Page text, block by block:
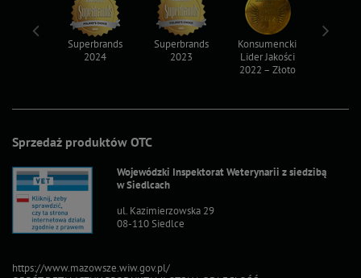
Sprzedaż produktów OTC
Wojewódzki Inspektorat Weterynarii z siedzibą
w Siedlcach
ul. Kazimierzowska 29
08-110 Siedlce
https://www.mazowsze.wiw.gov.pl/
Superbrands
2024
Superbrands
2023
Konsumencki
Lider Jakości
2022 – Złoto